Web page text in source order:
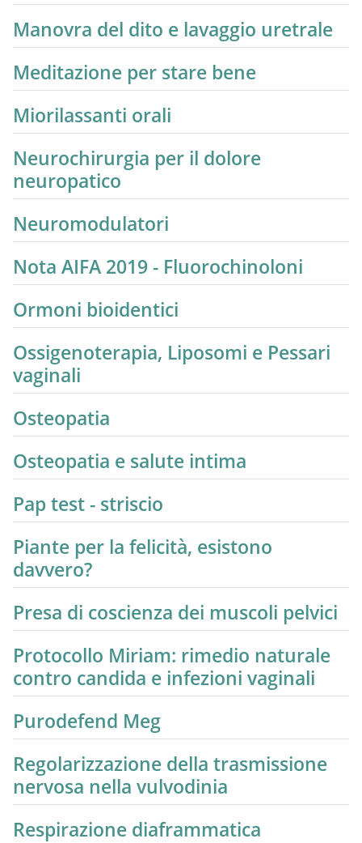
Manovra del dito e lavaggio uretrale
Meditazione per stare bene
Miorilassanti orali
Neurochirurgia per il dolore
neuropatico
Neuromodulatori
Nota AIFA 2019 - Fluorochinoloni
Ormoni bioidentici
Ossigenoterapia, Liposomi e Pessari
vaginali
Osteopatia
Osteopatia e salute intima
Pap test - striscio
Piante per la felicità, esistono
davvero?
Presa di coscienza dei muscoli pelvici
Protocollo Miriam: rimedio naturale
contro candida e infezioni vaginali
Purodefend Meg
Regolarizzazione della trasmissione
nervosa nella vulvodinia
Respirazione diaframmatica